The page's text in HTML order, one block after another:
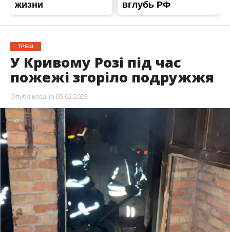
ТРЕШ
У Кривому Розі під час
пожежі згоріло подружжя
Опубліковано 05.02.2023